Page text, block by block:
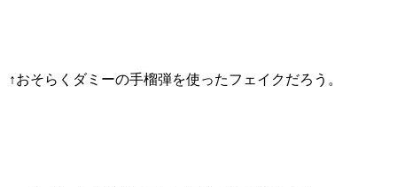
↑おそらくダミーの手榴弾を使ったフェイクだろう。